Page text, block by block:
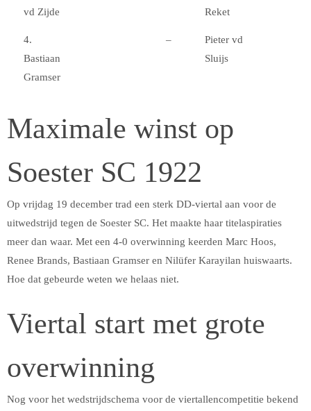
vd Zijde
Reket
4.
Bastiaan
Gramser
–
Pieter vd
Sluijs
Maximale winst op
Soester SC 1922
Op vrijdag 19 december trad een sterk DD-viertal aan voor de
uitwedstrijd tegen de Soester SC. Het maakte haar titelaspiraties
meer dan waar. Met een 4-0 overwinning keerden Marc Hoos,
Renee Brands, Bastiaan Gramser en Nilüfer Karayilan huiswaarts.
Hoe dat gebeurde weten we helaas niet.
Viertal start met grote
overwinning
Nog voor het wedstrijdschema voor de viertallencompetitie bekend